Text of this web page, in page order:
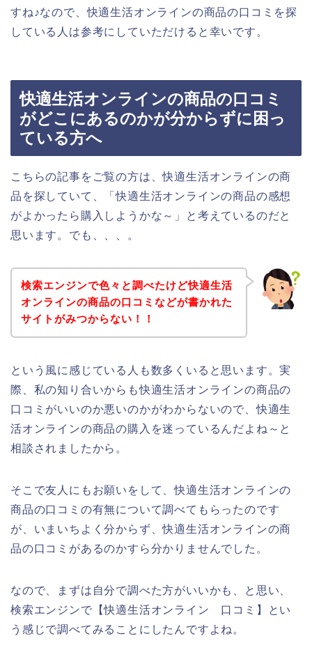
すね♪なので、快適生活オンラインの商品の口コミを探
している人は参考にしていただけると幸いです。
快適生活オンラインの商品の口コミ
がどこにあるのかが分からずに困っ
ている方へ
こちらの記事をご覧の方は、快適生活オンラインの商
品を探していて、「快適生活オンラインの商品の感想
がよかったら購入しようかな～」と考えているのだと
思います。でも、、、。
検索エンジンで色々と調べたけど快適生活
オンラインの商品の口コミなどが書かれた
サイトがみつからない！！
という風に感じている人も数多くいると思います。実
際、私の知り合いからも快適生活オンラインの商品の
口コミがいいのか悪いのかがわからないので、快適生
活オンラインの商品の購入を迷っているんだよね～と
相談されましたから。
そこで友人にもお願いをして、快適生活オンラインの
商品の口コミの有無について調べてもらったのです
が、いまいちよく分からず、快適生活オンラインの商
品の口コミがあるのかすら分かりませんでした。
なので、まずは自分で調べた方がいいかも、と思い、
検索エンジンで【快適生活オンライン 口コミ】とい
う感じで調べてみることにしたんですよね。